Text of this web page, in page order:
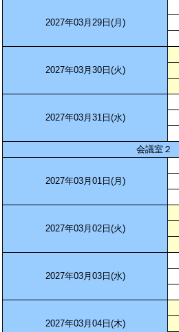
2027年03月29日(月)
2027年03月30日(火)
2027年03月31日(水)
会議室２
2027年03月01日(月)
2027年03月02日(火)
2027年03月03日(水)
2027年03月04日(木)